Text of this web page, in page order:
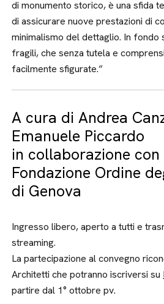
di monumento storico, è una sfida
di assicurare nuove prestazioni di
minimalismo del dettaglio. In fondo
fragili, che senza tutela e
facilmente sfigurate.”
A cura di Andrea
Emanuele Piccardo
in collaborazione con
Fondazione Ordine
di Genova
Ingresso libero, aperto a tutti e
streaming.
La partecipazione al convegno
Architetti che potranno iscriversi su
partire dal 1° ottobre pv.